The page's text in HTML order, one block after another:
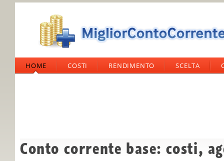
HOME COSTI RENDIMENTO SCELTA
Conto corrente base: costi,